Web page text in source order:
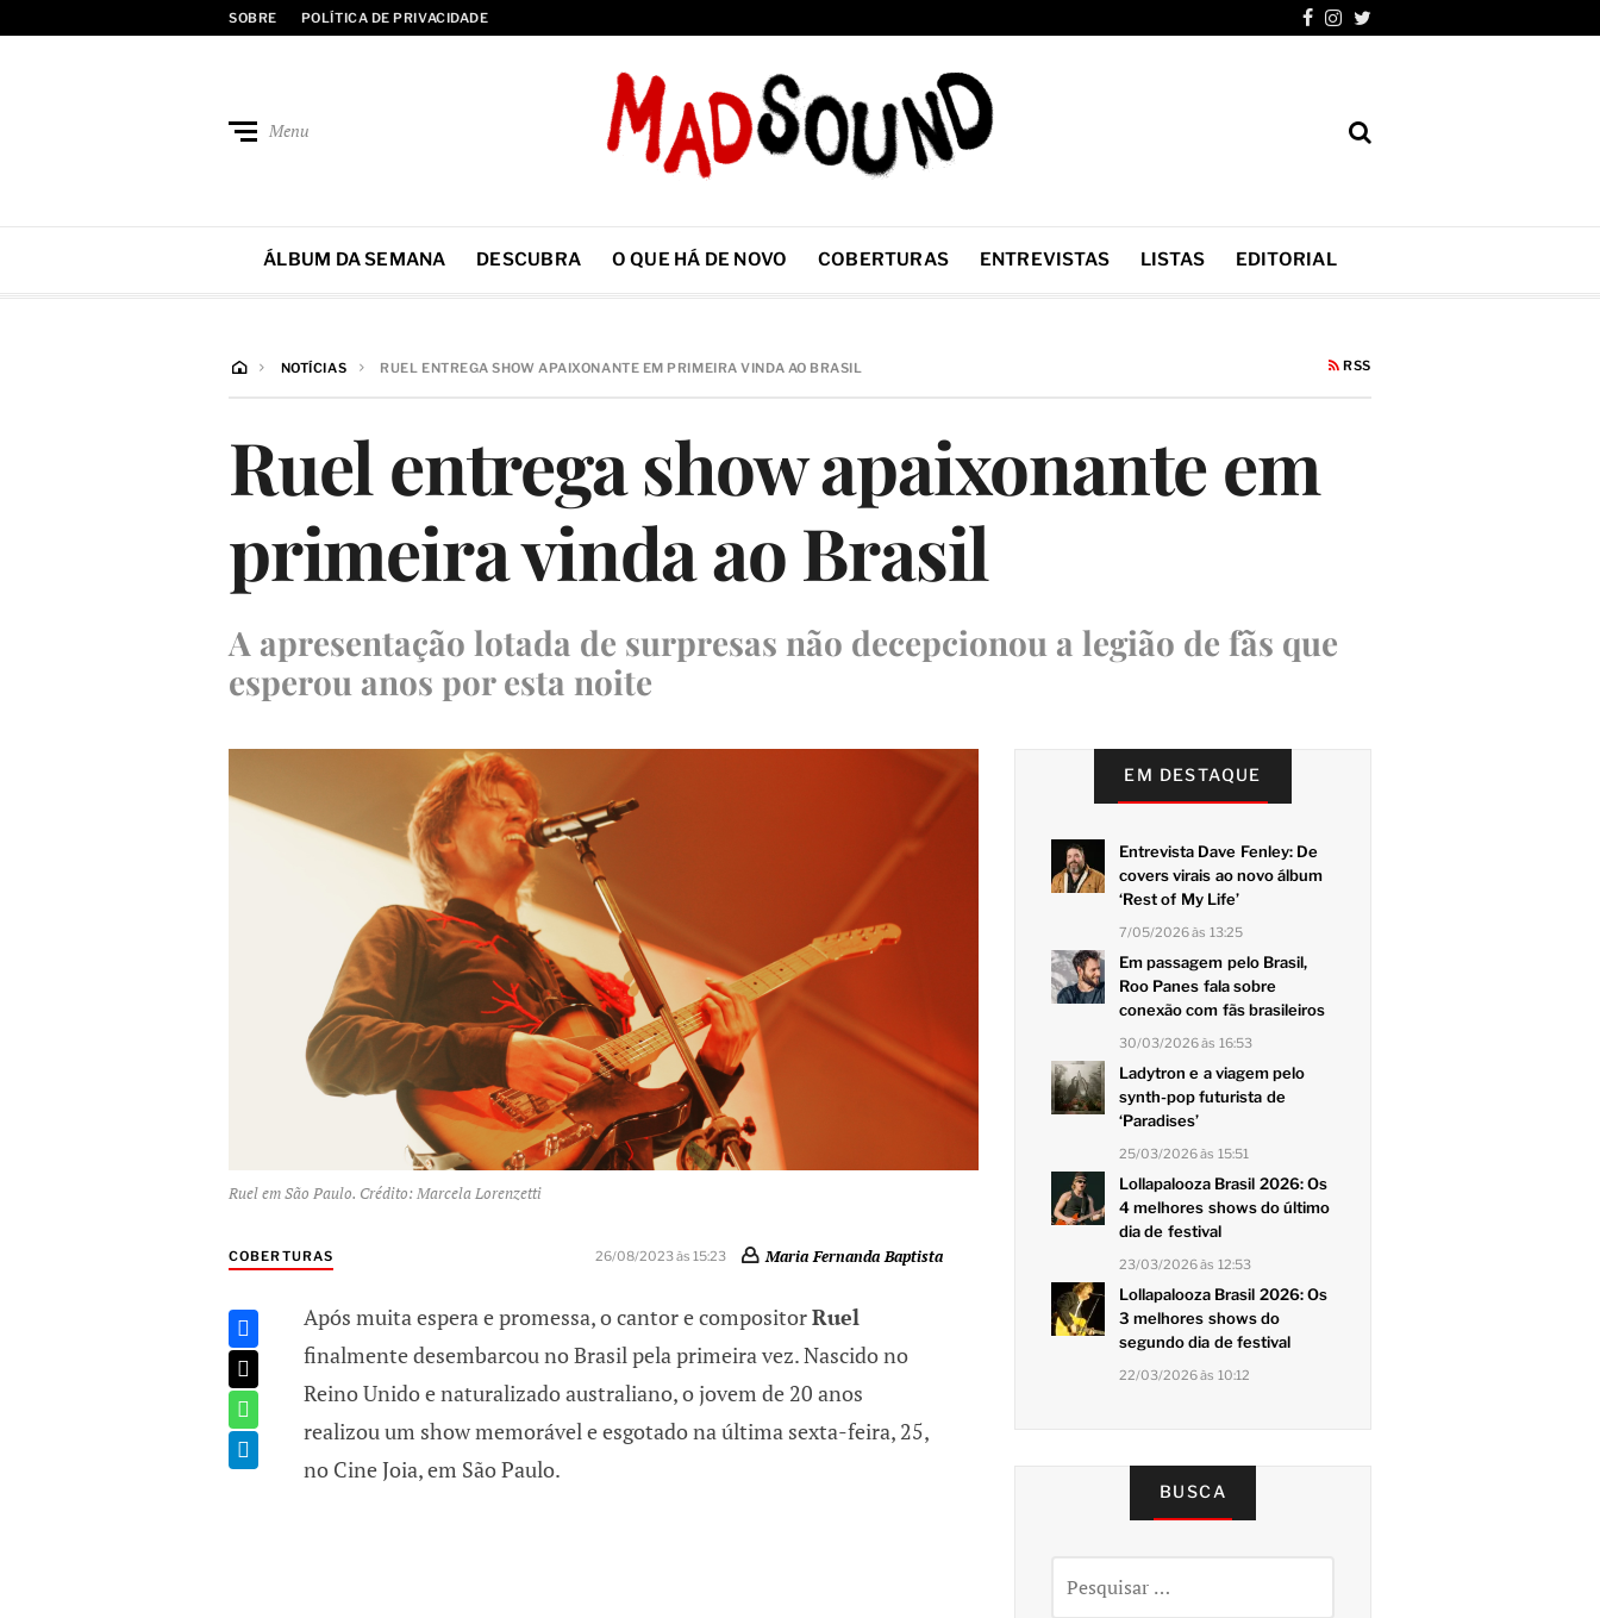
SOBRE POLÍTICA DE PRIVACIDADE
Menu
ÁLBUM DA SEMANA DESCUBRA O QUE HÁ DE NOVO COBERTURAS ENTREVISTAS LISTAS EDITORIAL
NOTÍCIAS RUEL ENTREGA SHOW APAIXONANTE EM PRIMEIRA VINDA AO BRASIL RSS
Ruel entrega show apaixonante em
primeira vinda ao Brasil
A apresentação lotada de surpresas não decepcionou a legião de fãs que
esperou anos por esta noite
Ruel em São Paulo. Crédito: Marcela Lorenzetti
COBERTURAS 26/08/2023 às 15:23 Maria Fernanda Baptista
Após muita espera e promessa, o cantor e compositorRuel
finalmente desembarcou no Brasil pela primeira vez. Nascido no
Reino Unido e naturalizado australiano, o jovem de 20 anos
realizou um show memorável e esgotado na última sexta-feira, 25,
no Cine Joia, em São Paulo.
EM DESTAQUE
Entrevista Dave Fenley: De
covers virais ao novo álbum
‘Rest of My Life’
7/05/2026 às 13:25
Em passagem pelo Brasil,
Roo Panes fala sobre
conexão com fãs brasileiros
30/03/2026 às 16:53
Ladytron e a viagem pelo
synth-pop futurista de
‘Paradises’
25/03/2026 às 15:51
Lollapalooza Brasil 2026: Os
4 melhores shows do último
dia de festival
23/03/2026 às 12:53
Lollapalooza Brasil 2026: Os
3 melhores shows do
segundo dia de festival
22/03/2026 às 10:12
BUSCA
por: